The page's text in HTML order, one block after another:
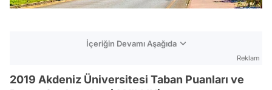
İçeriğin Devamı Aşağıda
Reklam
2019 Akdeniz Üniversitesi Taban Puanları ve